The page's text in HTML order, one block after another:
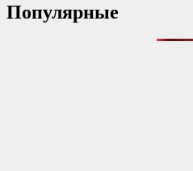
Популярные